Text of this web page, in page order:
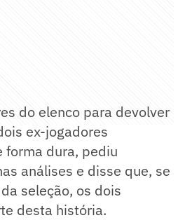
do elenco para devolver
ex-jogadores
forma dura, pediu
análises e disse que, se
seleção, os dois
desta história.